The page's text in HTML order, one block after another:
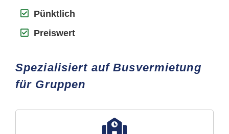
Pünktlich
Preiswert
Spezialisiert auf Busvermietung
für Gruppen